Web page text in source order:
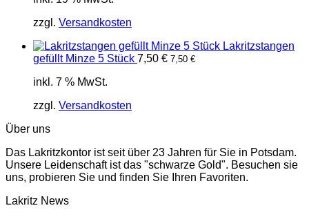
zzgl. Versandkosten
Lakritzstangen
gefüllt Minze 5 Stück 7,50 € 7,50 €
inkl. 7 % MwSt.
zzgl. Versandkosten
Über uns
Das Lakritzkontor ist seit über 23 Jahren für Sie in Potsdam.
Unsere Leidenschaft ist das "schwarze Gold". Besuchen sie
uns, probieren Sie und finden Sie Ihren Favoriten.
Lakritz News